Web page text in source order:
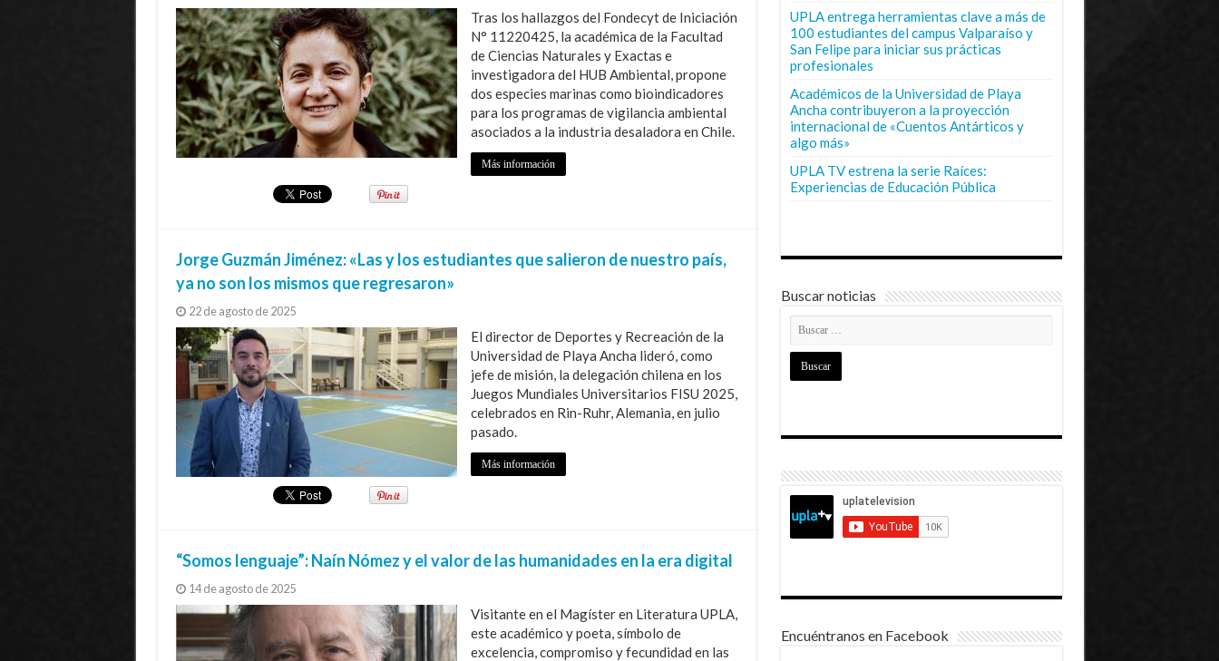
Tras los hallazgos del Fondecyt de Iniciación
N° 11220425, la académica de la Facultad
de Ciencias Naturales y Exactas e
investigadora del HUB Ambiental, propone
dos especies marinas como bioindicadores
para los programas de vigilancia ambiental
asociados a la industria desaladora en Chile.
Más información
Jorge Guzmán Jiménez: «Las y los estudiantes que salieron de nuestro país,
ya no son los mismos que regresaron»
22 de agosto de 2025
El director de Deportes y Recreación de la
Universidad de Playa Ancha lideró, como
jefe de misión, la delegación chilena en los
Juegos Mundiales Universitarios FISU 2025,
celebrados en Rin-Ruhr, Alemania, en julio
pasado.
Más información
“Somos lenguaje”: Naín Nómez y el valor de las humanidades en la era digital
14 de agosto de 2025
Visitante en el Magíster en Literatura UPLA,
este académico y poeta, símbolo de
excelencia, compromiso y fecundidad en las
UPLA entrega herramientas clave a más de
100 estudiantes del campus Valparaíso y
San Felipe para iniciar sus prácticas
profesionales
Académicos de la Universidad de Playa
Ancha contribuyeron a la proyección
internacional de «Cuentos Antárticos y
algo más»
UPLA TV estrena la serie Raíces:
Experiencias de Educación Pública
Buscar noticias
Encuéntranos en Facebook